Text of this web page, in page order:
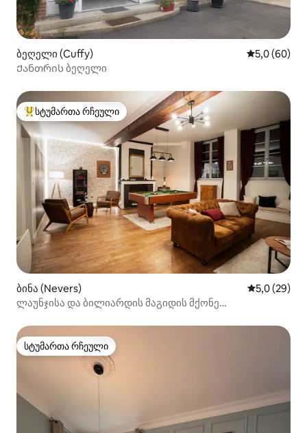
ბეღელი (Cuffy) საშუალო
5,0 (60)
Ქანთრის ბეღელი
სტუმართა რჩეული მოწინავე ვარიანტი
სტუმართა რჩეული
ბინა (Nevers) საშუალო
5,0 (29)
ლაუნჯისა და ბილიარდის მაგიდის მქონე
4 ადამიანისთვის
სტუმართა რჩეული
სტუმართა რჩეული